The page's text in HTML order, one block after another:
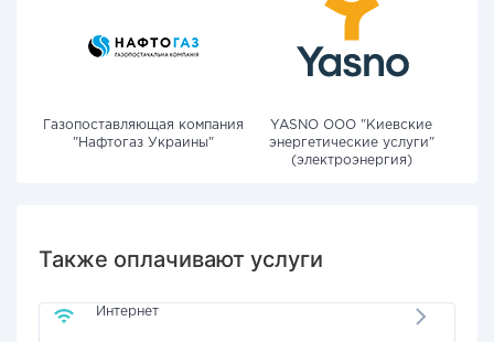
Газопоставляющая компания
"Нафтогаз Украины"
YASNO OOO "Киевские
энергетические услуги"
(электроэнергия)
Также оплачивают услуги
Интернет